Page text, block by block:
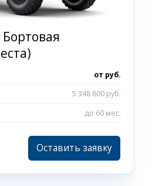
Бортовая
от руб.
5 348 800 руб.
до 60 мес.
Оставить заявку